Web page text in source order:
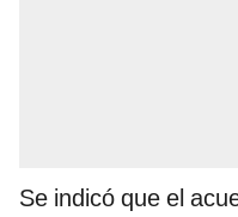
Se indicó que el